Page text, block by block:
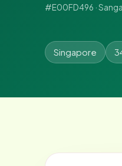
#E00FD496 ·
Singapore